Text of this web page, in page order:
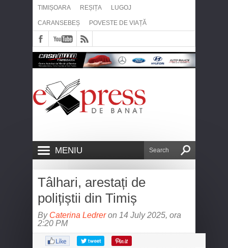
TIMIȘOARA REȘIȚA LUGOJ
CARANSEBEȘ POVESTE DE VIAȚĂ
MENIU
Tâlhari, arestați de
polițiștii din Timiș
By Caterina Ledreron 14 July 2025, ora
2:20 PM